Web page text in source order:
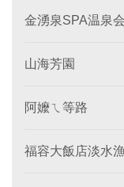
金湧泉SPA温泉
山海芳園
阿嬤ㄟ等路
福容大飯店淡水